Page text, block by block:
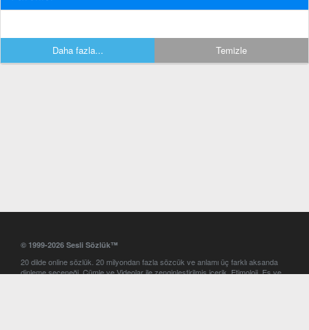
Daha fazla... Temizle
© 1999-2026 Sesli Sözlük™
20 dilde online sözlük. 20 milyondan fazla sözcük ve anlamı üç farklı aksanda
dinleme seçeneği. Cümle ve Videolar ile zenginleştirilmiş içerik. Etimoloji, Eş ve